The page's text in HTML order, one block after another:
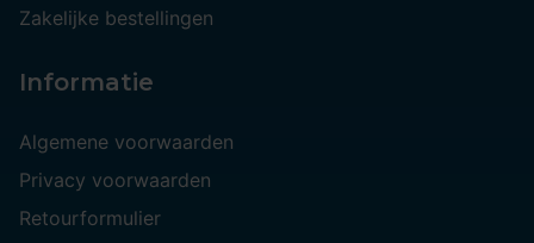
Zakelijke bestellingen
Informatie
Algemene voorwaarden
Privacy voorwaarden
Retourformulier